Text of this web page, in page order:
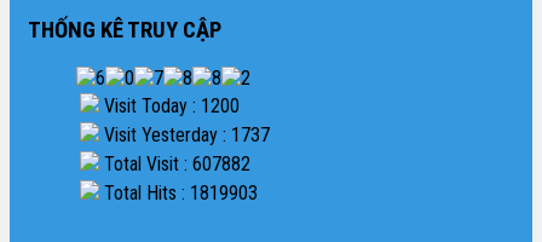
THỐNG KÊ TRUY CẬP
Visit Today : 1200
Visit Yesterday : 1737
Total Visit : 607882
Total Hits : 1819903